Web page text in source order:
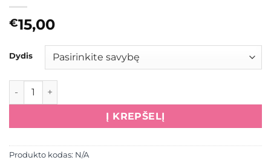
€15,00
Dydis
produkto kiekis: Marškinėliai "Klasika", geltona spalva
Į KREPŠELĮ
Produkto kodas: N/A